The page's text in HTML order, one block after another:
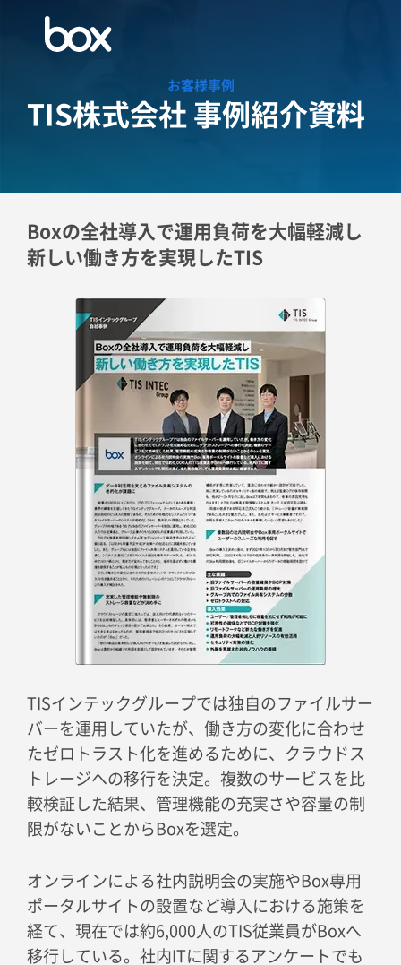
お客様事例
TIS株式会社 事例紹介資料
Boxの全社導入で運用負荷を大幅軽減し
新しい働き方を実現したTIS
TISインテックグループでは独自のファイルサー
バーを運用していたが、働き方の変化に合わせ
たゼロトラスト化を進めるために、クラウドス
トレージへの移行を決定。複数のサービスを比
較検証した結果、管理機能の充実さや容量の制
限がないことからBoxを選定。
オンラインによる社内説明会の実施やBox専用
ポータルサイトの設置など導入における施策を
経て、現在では約6,000人のTIS従業員がBoxへ
移行している。社内ITに関するアンケートでも